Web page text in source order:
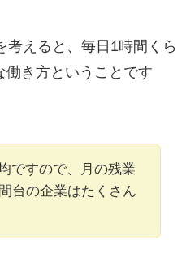
考えると、毎日1時間くら
働き方ということです
ですので、月の残業
台の企業はたくさん